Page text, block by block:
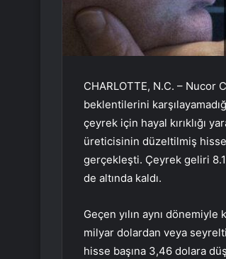
CHARLOTTE, N.C. – Nucor
beklentilerini
çeyrek için hayal kırıklığı
üreticisinin düzeltilmiş hisse
gerçekleşti. Çeyrek geliri
de altında kaldı.
Geçen yılın aynı dönemiyle
milyar dolardan veya
hisse başına 3,46 dolara